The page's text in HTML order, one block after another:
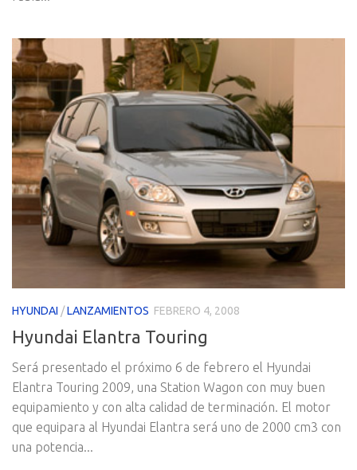
HYUNDAI /LANZAMIENTOS FEBRERO 4, 2008
Hyundai Elantra Touring
Será presentado el próximo 6 de febrero el Hyundai
Elantra Touring 2009, una Station Wagon con muy buen
equipamiento y con alta calidad de terminación. El motor
que equipara al Hyundai Elantra será uno de 2000 cm3 con
una potencia...